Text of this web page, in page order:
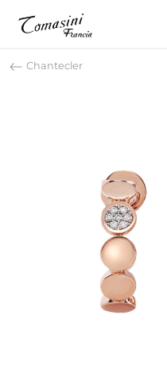
Chantecler